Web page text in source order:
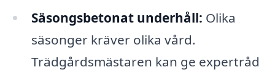
Säsongsbetonat underhåll: Olika
säsonger kräver olika vård.
Trädgårdsmästaren kan ge expertråd